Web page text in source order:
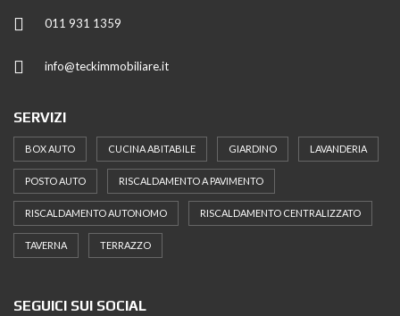
011 931 1359
info@teckimmobiliare.it
SERVIZI
BOX AUTO CUCINA ABITABILE GIARDINO LAVANDERIA
POSTO AUTO RISCALDAMENTO A PAVIMENTO
RISCALDAMENTO AUTONOMO RISCALDAMENTO CENTRALIZZATO
TAVERNA TERRAZZO
SEGUICI SUI SOCIAL